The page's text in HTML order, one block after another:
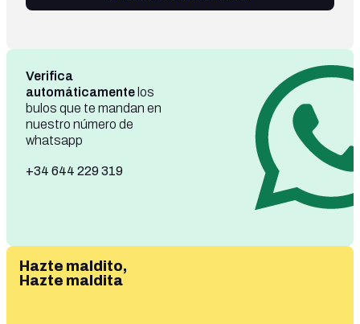
Verifica
automáticamente los
bulos que te mandan en
nuestro número de
whatsapp
+34 644 229 319
Hazte maldito,
Hazte maldita